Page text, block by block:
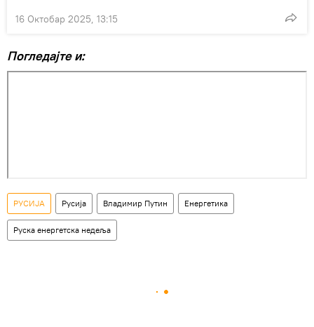
16 Октобар 2025, 13:15
Погледајте и:
РУСИЈА Русија Владимир Путин Енергетика
Руска енергетска недеља